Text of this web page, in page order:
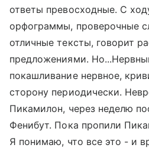
ответы превосходные. С
орфограммы, проверочные
отличные тексты, говорит
предложениями.
покашливание нервное,
сторону периодически.
Пикамилон, через неделю
Фенибут. Пока пропили
Я понимаю, что все это - и